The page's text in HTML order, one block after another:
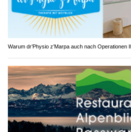
Warum dr’Physio z’Marpa auch nach Operationen